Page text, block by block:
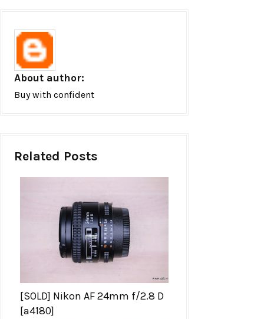
About author:
Buy with confident
Related Posts
[SOLD] Nikon AF 24mm f/2.8 D
[a4180]